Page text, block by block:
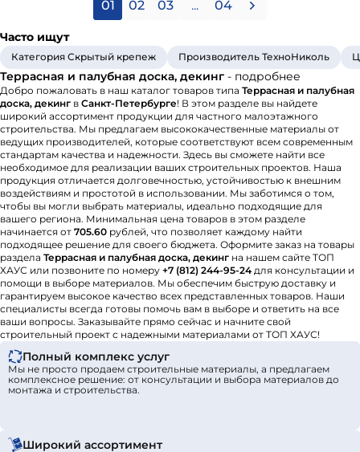
01 02 03 ... 04
Часто ищут
Категория Скрытый крепеж Производитель ТехноНиколь
Террасная и палубная доска, декинг - подробнее
Добро пожаловать в наш каталог товаров типа Террасная и палубная
доска, декинг в Санкт-Петербурге! В этом разделе вы найдете
широкий ассортимент продукции для частного малоэтажного
строительства. Мы предлагаем высококачественные материалы от
ведущих производителей, которые соответствуют всем современным
стандартам качества и надежности. Здесь вы сможете найти все
необходимое для реализации ваших строительных проектов. Наша
продукция отличается долговечностью, устойчивостью к внешним
воздействиям и простотой в использовании. Мы заботимся о том,
чтобы вы могли выбрать материалы, идеально подходящие для
вашего региона. Минимальная цена товаров в этом разделе
начинается от 705.60 рублей, что позволяет каждому найти
подходящее решение для своего бюджета. Оформите заказ на товары
раздела Террасная и палубная доска, декинг на нашем сайте ТОП
ХАУС или позвоните по номеру +7 (812) 244-95-24 для консультации и
помощи в выборе материалов. Мы обеспечим быструю доставку и
гарантируем высокое качество всех представленных товаров. Наши
специалисты всегда готовы помочь вам в выборе и ответить на все
ваши вопросы. Заказывайте прямо сейчас и начните свой
строительный проект с надежными материалами от ТОП ХАУС!
Полный комплекс услуг
Мы не просто продаем строительные материалы, а предлагаем
комплексное решение: от консультации и выбора материалов до
монтажа и строительства.
Широкий ассортимент